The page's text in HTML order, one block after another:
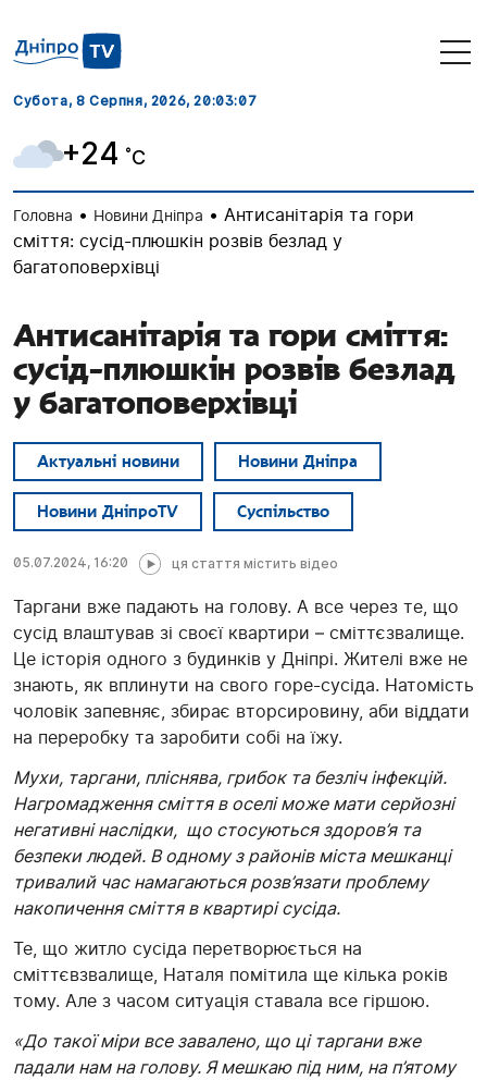
Субота, 8 Серпня, 2026, 20:03:08
+24 ˚C
Головна • Новини Дніпра • Антисанітарія та гори
сміття: сусід-плюшкін розвів безлад у
багатоповерхівці
Антисанітарія та гори сміття:
сусід-плюшкін розвів безлад
у багатоповерхівці
Актуальні новини Новини Дніпра
Новини ДніпроTV Суспільство
05.07.2024, 16:20 ця стаття містить відео
Таргани вже падають на голову. А все через те, що
сусід влаштував зі своєї квартири – сміттєзвалище.
Це історія одного з будинків у Дніпрі. Жителі вже не
знають, як вплинути на свого горе-сусіда. Натомість
чоловік запевняє, збирає вторсировину, аби віддати
на переробку та заробити собі на їжу.
Мухи, таргани, пліснява, грибок та безліч інфекцій.
Нагромадження сміття в оселі може мати серйозні
негативні наслідки, що стосуються здоров’я та
безпеки людей. В одному з районів міста мешканці
тривалий час намагаються розв’язати проблему
накопичення сміття в квартирі сусіда.
Те, що житло сусіда перетворюється на
сміттєвзвалище, Наталя помітила ще кілька років
тому. Але з часом ситуація ставала все гіршою.
«До такої міри все завалено, що ці таргани вже
падали нам на голову. Я мешкаю під ним, на п’ятому